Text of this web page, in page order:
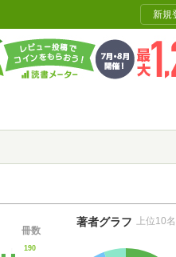
新規
190
冊数
著者グラフ 上位10名